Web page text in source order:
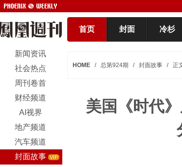
首页 封面 冷杉
新闻资讯
社会热点
周刊卷首
财经频道
AI视界
地产频道
汽车频道
封面故事 VIP
HOME / 总第924期 / 封面故事 / 正
美国《时代